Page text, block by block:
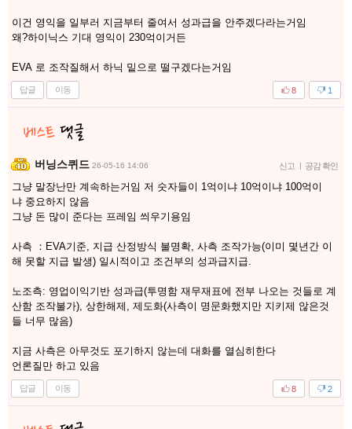
이건 영익을 일부러 지금부터 줄여서 성과급을 안주겠다라는거임
왜?하이닉스 기대 영익이 230억이거든
EVA 로 조작질해서 하닉 밑으로 떨구겠다는거임
답글 이동 1
8
버닝스퀴드 26-05-16 14:06 신고 | 공감 확인
그냥 말장난만 계속하는거임 저 숫자들이 1억이냐 10억이냐 100억이
냐 중요하지 않음
그냥 돈 많이 준다는 프레임 씌우기용임
사측 ：EVA기준, 지급 산정방식 불명확, 사측 조작가능(이미 몇년간 이
해 못할 지급 발생) 일시적이고 조건부의 성과급지급.
노조측: 영업이익기반 성과급(투명함 재무재표에 전부 나오는 것들로 계
산함 조작불가), 상한해제, 제도화(사측이 명문화했지만 지키제 않은것
들 너무 많음)
지금 사측은 아무것도 포기하지 않는데 대화를 열심히한다
언론질만 하고 있음
답글 이동 2
8